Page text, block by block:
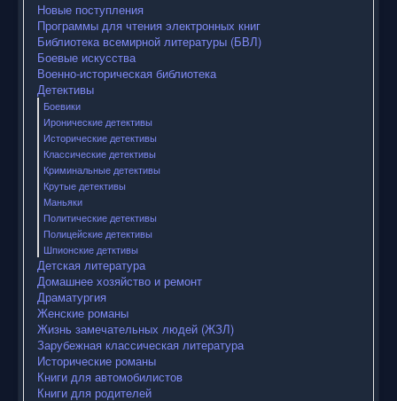
Новые поступления
Программы для чтения электронных книг
Библиотека всемирной литературы (БВЛ)
Боевые искусства
Военно-историческая библиотека
Детективы
Боевики
Иронические детективы
Исторические детективы
Классические детективы
Криминальные детективы
Крутые детективы
Маньяки
Политические детективы
Полицейские детективы
Шпионские детктивы
Детская литература
Домашнее хозяйство и ремонт
Драматургия
Женские романы
Жизнь замечательных людей (ЖЗЛ)
Зарубежная классическая литература
Исторические романы
Книги для автомобилистов
Книги для родителей